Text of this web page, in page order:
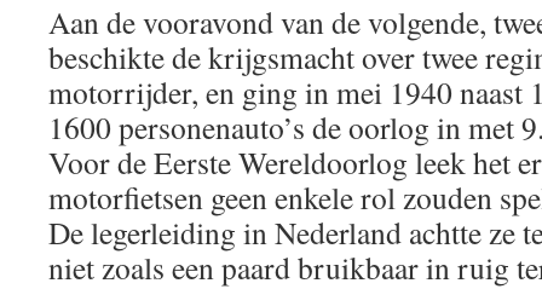
Aan de vooravond van de volgende,
beschikte de krijgsmacht over twee
motorrijder, en ging in mei 1940 naast
1600 personenauto’s de oorlog in met
Voor de Eerste Wereldoorlog leek het
motorfietsen geen enkele rol zouden
De legerleiding in Nederland achtte ze
niet zoals een paard bruikbaar in ruig